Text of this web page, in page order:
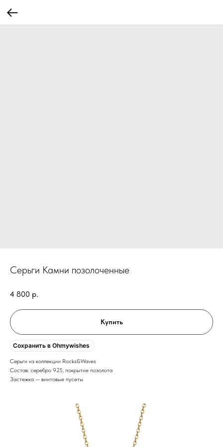
Cерьги Камни позолоченные
4 800 р.
Купить
Сохранить в Ohmywishes
Серьги из коллекции Rocks&Waves
Состав: серебро 925, покрытие позолота
Застежка — винтовые пусеты